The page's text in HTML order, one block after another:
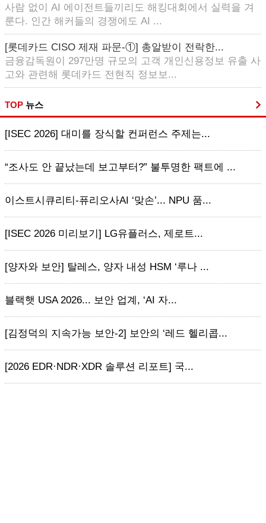
사람 없이 AI 에이전트들끼리도 해킹대회에서 실력을 겨
룬다. 인간 해커들의 경쟁에도 AI ...
[롯데카드 CISO 제재 파문-①] 총알받이 전락한...
금융감독원이 297만명 규모의 고객 개인신용정보 유출 사
고와 관련해 롯데카드 전현직 정보보...
TOP 뉴스
[ISEC 2026] 대미를 장식할 컨퍼런스 주제는...
“조사도 안 끝났는데 보고부터?” 불투명한 팩트에 ...
이스트시큐리티-퓨리오사AI ‘맞손’... NPU 품...
[ISEC 2026 미리보기] LG유플러스, 제로트...
[양자와 보안] 탈레스, 양자 내성 HSM ‘루나 ...
블랙햇 USA 2026... 보안 업계, ‘AI 자...
[김정덕의 지속가능 보안-2] 보안의 ‘레드 헬리콥...
[2026 EDR·NDR·XDR 솔루션 리포트] 국...